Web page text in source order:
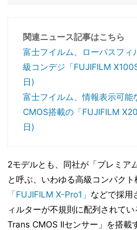
関連ニュース記事はこちら
富士フイルム、ローパスフィ
級コンデジ「FUJIFILM
日)
富士フイルム、情報表示可能
CMOS搭載の「FUJIFILM
日)
2モデルとも、同社が「プレミア
と呼ぶ、いわゆる高級コンパクト
「FUJIFILM X-Pro1」 などで採用
ィルターが不規則に配列されて
Trans CMOS IIセンサー」を搭載